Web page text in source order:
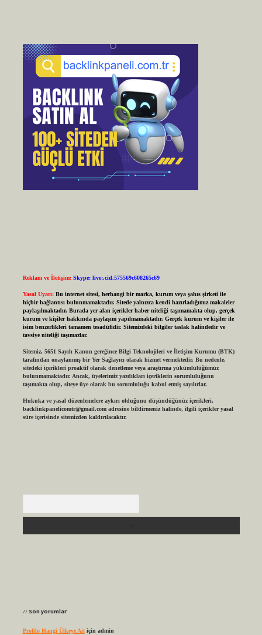
Reklam ve İletişim: Skype: live:.cid.575569c608265c69
Yasal Uyarı: Bu internet sitesi, herhangi bir marka, kurum veya şahıs şirketi ile
hiçbir bağlantısı bulunmamaktadır. Sitede yalnızca kendi hazırladığımız makaleler
paylaşılmaktadır. Burada yer alan içerikler haber niteliği taşımamakta olup, gerçek
kurum ve kişiler hakkında paylaşım yapılmamaktadır. Gerçek kurum ve kişiler ile
isim benzerlikleri tamamen tesadüfidir. Sitemizdeki bilgiler taslak halindedir ve
tavsiye niteliği taşımazlar.
Sitemiz, 5651 Sayılı Kanun gereğince Bilgi Teknolojileri ve İletişim Kurumu (BTK)
tarafından onaylanmış bir Yer Sağlayıcı olarak hizmet vermektedir. Bu nedenle,
sitedeki içerikleri proaktif olarak denetleme veya araştırma yükümlülüğümüz
bulunmamaktadır. Ancak, üyelerimiz yazdıkları içeriklerin sorumluluğunu
taşımakta olup, siteye üye olarak bu sorumluluğu kabul etmiş sayılırlar.
Hukuka ve yasal düzenlemelere aykırı olduğunu düşündüğünüz içerikleri,
backlinkpanelicomtr@gmail.comadresine bildirmeniz halinde, ilgili içerikler yasal
süre içerisinde sitemizden kaldırılacaktır.
Son yorumlar
Profilo Hangi Ülkeye Aitiçin admin